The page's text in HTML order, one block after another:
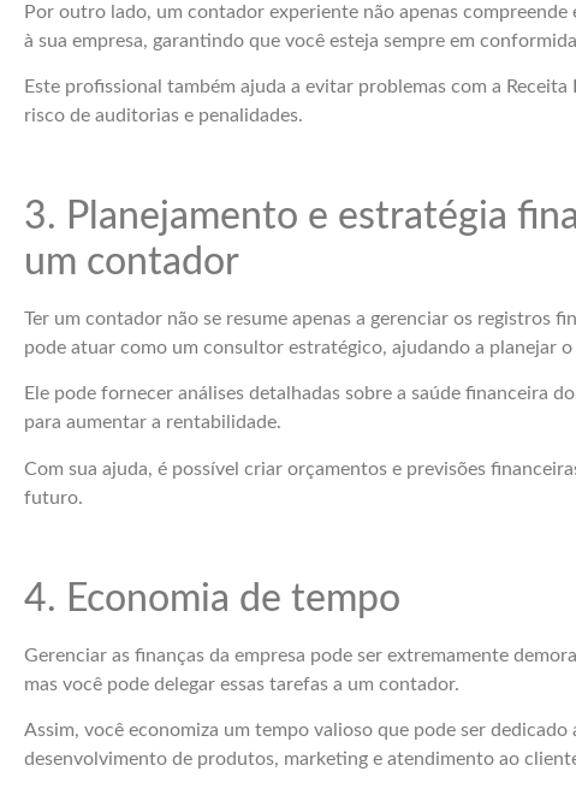
Por outro lado, um contador experiente não apenas
à sua empresa, garantindo que você esteja sempre em
Este profissional também ajuda a evitar problemas com a
risco de auditorias e penalidades.
3. Planejamento e estratégia
um contador
Ter um contador não se resume apenas a gerenciar os registros
pode atuar como um consultor estratégico, ajudando a planejar
Ele pode fornecer análises detalhadas sobre a saúde financeira
para aumentar a rentabilidade.
Com sua ajuda, é possível criar orçamentos e previsões
futuro.
4. Economia de tempo
Gerenciar as finanças da empresa pode ser extremamente
mas você pode delegar essas tarefas a um contador.
Assim, você economiza um tempo valioso que pode ser
desenvolvimento de produtos, marketing e atendimento ao